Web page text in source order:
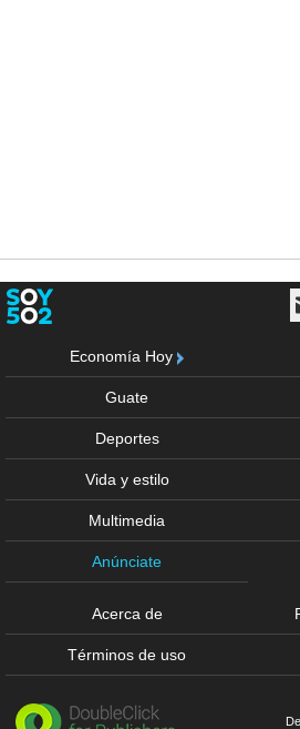
Economía Hoy
Guate
Deportes
Vida y estilo
Multimedia
Anúnciate
Acerca de
Términos de uso